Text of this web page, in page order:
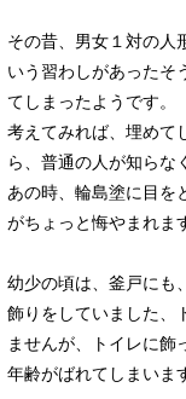
その昔、男女１対の人
いう習わしがあったそ
てしまったようです。
考えてみれば、埋めて
ら、普通の人が知らな
あの時、輪島塗に目を
がちょっと悔やまれま
幼少の頃は、釜戸にも
飾りをしていました、
ませんが、トイレに飾
年齢がばれてしまいま